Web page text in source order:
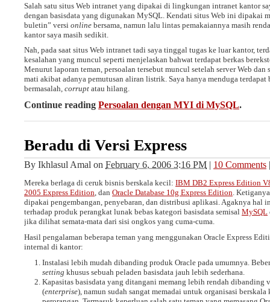
Salah satu situs Web intranet yang dipakai di lingkungan intranet kantor
dengan basisdata yang digunakan MySQL. Kendati situs Web ini dipakai
buletin” versi online bersama, namun lalu lintas pemakaiannya masih
kantor saya masih sedikit.
Nah, pada saat situs Web intranet tadi saya tinggal tugas ke luar kantor,
kesalahan yang muncul seperti menjelaskan bahwat terdapat berkas
Menurut laporan teman, persoalan tersebut muncul setelah server Web dan
mati akibat adanya pemutusan aliran listrik. Saya hanya menduga terdapat
bermasalah, corrupt atau hilang.
Continue reading Persoalan dengan MYI di MySQL.
Beradu di Versi Express
By Ikhlasul Amal on February 6, 2006 3:16 PM | 10 Comments |
Mereka berlaga di ceruk bisnis berskala kecil: IBM DB2 Express Edition
2005 Express Edition, dan Oracle Database 10g Express Edition.
dipakai pengembangan, penyebaran, dan distribusi aplikasi. Agaknya hal
terhadap produk perangkat lunak bebas kategori basisdata semisal MySQL
jika dilihat semata-mata dari sisi ongkos yang cuma-cuma.
Hasil pengalaman beberapa teman yang menggunakan Oracle Express
internal di kantor:
Instalasi lebih mudah dibanding produk Oracle pada umumnya.
setting khusus sebuah peladen basisdata jauh lebih sederhana.
Kapasitas basisdata yang ditangani memang lebih rendah dibanding
(enterprise), namun sudah sangat memadai untuk organisasi